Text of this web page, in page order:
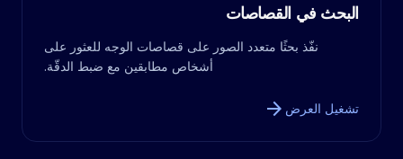
البحث في القصاصات
نفّذ بحثًا متعدد الصور على قصاصات الوجه للعثور على
أشخاص مطابقين مع ضبط الدقّة.
تشغيل العرض arrow_forward